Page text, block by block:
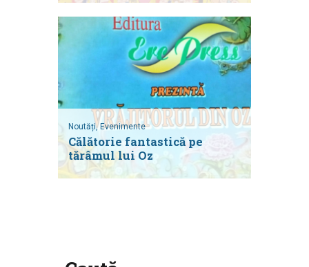
Noutăți, Evenimente
Călătorie fantastică pe
tărâmul lui Oz